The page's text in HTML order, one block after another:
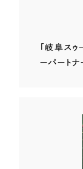
「岐阜スゥ
ーパートナ